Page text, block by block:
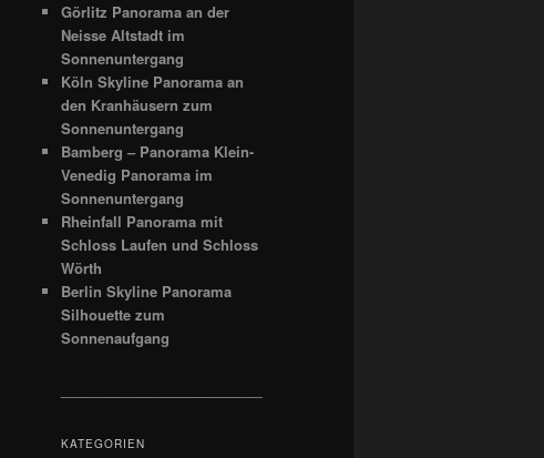
Görlitz Panorama an der
Neisse Altstadt im
Sonnenuntergang
Köln Skyline Panorama an
den Kranhäusern zum
Sonnenuntergang
Bamberg – Panorama Klein-
Venedig Panorama im
Sonnenuntergang
Rheinfall Panorama mit
Schloss Laufen und Schloss
Wörth
Berlin Skyline Panorama
Silhouette zum
Sonnenaufgang
KATEGORIEN